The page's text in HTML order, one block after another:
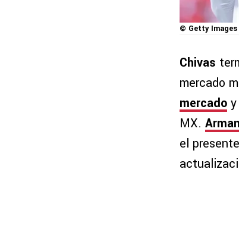
© Getty
Chivas
mercado
mercado
MX.
el